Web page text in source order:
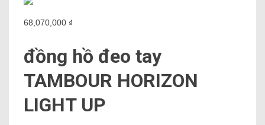
68,070,000 ₫
đồng hồ đeo tay
TAMBOUR HORIZON
LIGHT UP